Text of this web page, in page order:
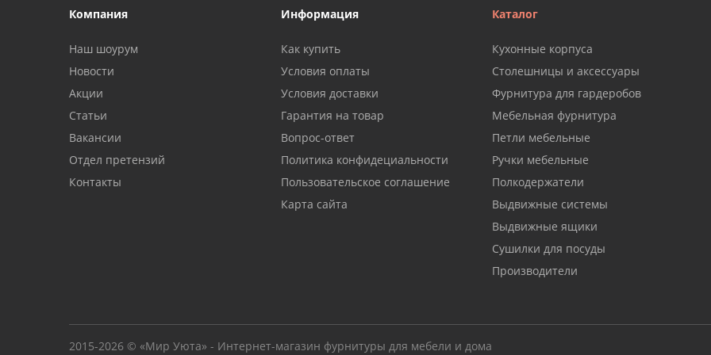
Компания
Наш шоурум
Новости
Акции
Статьи
Вакансии
Отдел претензий
Контакты
Информация
Как купить
Условия оплаты
Условия доставки
Гарантия на товар
Вопрос-ответ
Политика конфидециальности
Пользовательское соглашение
Карта сайта
Каталог
Кухонные корпуса
Столешницы и аксессуары
Фурнитура для гардеробов
Мебельная фурнитура
Петли мебельные
Ручки мебельные
Полкодержатели
Выдвижные системы
Выдвижные ящики
Сушилки для посуды
Производители
2015-2026 © «Мир Уюта» - Интернет-магазин фурнитуры для мебели и дома